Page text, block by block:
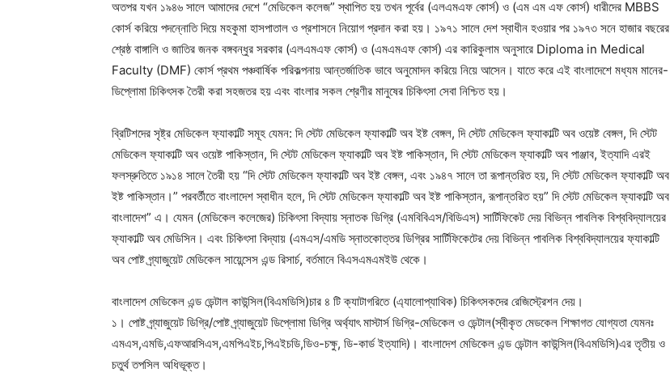
অতপর যখন ১৯৪৬ সালে আমাদের দেশে “মেডিকেল কলেজ” স্থাপিত হয় তখন পূর্বের (এলএমএফ কোর্স) ও (এম এম এফ কোর্স) ধারীদের MBBS
কোর্স করিয়ে পদন্নোতি দিয়ে মহকুমা হাসপাতাল ও প্রশাসনে নিয়োগ প্রদান করা হয়। ১৯৭১ সালে দেশ স্বাধীন হওয়ার পর ১৯৭৩ সনে হাজার বছরের
শ্রেষ্ঠ বাঙ্গালি ও জাতির জনক বঙ্গবন্ধুর সরকার (এলএমএফ কোর্স) ও (এমএমএফ কোর্স) এর কারিকুলাম অনুসারে Diploma in Medical
Faculty (DMF) কোর্স প্রথম পঞ্চবার্ষিক পরিকল্পনায় আন্তর্জাতিক ভাবে অনুমোদন করিয়ে নিয়ে আসেন। যাতে করে এই বাংলাদেশে মধ্যম মানের-
ডিপ্লোমা চিকিৎসক তৈরী করা সহজতর হয় এবং বাংলার সকল শ্রেণীর মানুষের চিকিৎসা সেবা নিশ্চিত হয়।
ব্রিটিশদের সৃষ্ট্র মেডিকেল ফ্যাকাল্টি সমূহ যেমন: দি স্টেট মেডিকেল ফ্যাকাল্টি অব ইষ্ট বেঙ্গল, দি স্টেট মেডিকেল ফ্যাকাল্টি অব ওয়েষ্ট বেঙ্গল, দি স্টেট
মেডিকেল ফ্যাকাল্টি অব ওয়েষ্ট পাকিস্তান, দি স্টেট মেডিকেল ফ্যাকাল্টি অব ইষ্ট পাকিস্তান, দি স্টেট মেডিকেল ফ্যাকাল্টি অব পাঞ্জাব, ইত্যাদি এরই
ফলস্রুতিতে ১৯১৪ সালে তৈরী হয় “দি স্টেট মেডিকেল ফ্যাকাল্টি অব ইষ্ট বেঙ্গল, এবং ১৯৪৭ সালে তা রূপান্তরিত হয়, দি স্টেট মেডিকেল ফ্যাকাল্টি অব
ইষ্ট পাকিস্তান।” পরবর্তীতে বাংলাদেশ স্বাধীন হলে, দি স্টেট মেডিকেল ফ্যাকাল্টি অব ইষ্ট পাকিস্তান, রূপান্তরিত হয়” দি স্টেট মেডিকেল ফ্যাকাল্টি অব
বাংলাদেশ” এ। যেমন (মেডিকেল কলেজের) চিকিৎসা বিদ্যায় স্নাতক ডিগ্রি (এমবিবিএস/বিডিএস) সার্টিফিকেট দেয় বিভিন্ন পাবলিক বিশ্ববিদ্যালয়ের
ফ্যাকাল্টি অব মেডিসিন। এবং চিকিৎসা বিদ্যায় (এমএস/এমডি স্নাতকোত্তর ডিগ্রির সার্টিফিকেটের দেয় বিভিন্ন পাবলিক বিশ্ববিদ্যালয়ের ফ্যাকাল্টি
অব পোষ্ট গ্র্যাজুয়েট মেডিকেল সায়েন্সেস এন্ড রিসার্চ, বর্তমানে বিএসএমএমইউ থেকে।
বাংলাদেশ মেডিকেল এন্ড ডেন্টাল কাউন্সিল(বিএমডিসি)চার ৪ টি ক্যাটাগরিতে (এ্যালোপ্যাথিক) চিকিৎসকদের রেজিস্ট্রেশন দেয়।
১। পোষ্ট গ্র্যাজুয়েট ডিগ্রি/পোষ্ট গ্র্যাজুয়েট ডিপ্লোমা ডিগ্রি অর্থ্যাৎ মাস্টার্স ডিগ্রি-মেডিকেল ও ডেন্টাল(স্বীকৃত মেডকেল শিক্ষাগত যোগ্যতা যেমনঃ
এমএস,এমডি,এফআরসিএস,এমপিএইচ,পিএইচডি,ডিও-চক্ষু, ডি-কার্ড ইত্যাদি)। বাংলাদেশ মেডিকেল এন্ড ডেন্টাল কাউন্সিল(বিএমডিসি)এর তৃতীয় ও
চতুর্থ তপসিল অধিভূক্ত।